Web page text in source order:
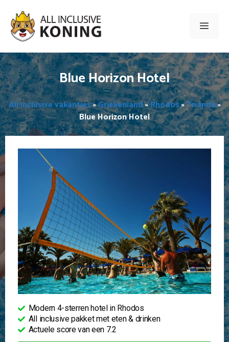
naar
inhoud
Menu
Blue Horizon Hotel
All inclusive vakanties»Griekenland»Rhodos»Trianda»
Blue Horizon Hotel
Modern 4-sterren hotel in Rhodos
All inclusive pakket met eten & drinken
Actuele score van een 7.2